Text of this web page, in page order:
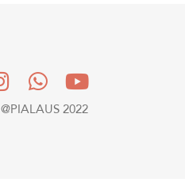
@PIALAUS 2022